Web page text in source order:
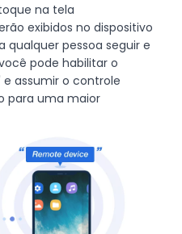
na tela
exibidos no dispositivo
qualquer pessoa seguir e
pode habilitar o
e assumir o controle
para uma maior